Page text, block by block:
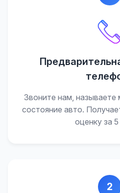
Звоните нам, называете
состояние авто.
оценку за
2